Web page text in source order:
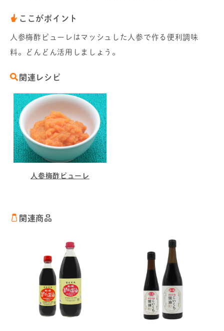
ここがポイント
人参梅酢ピューレはマッシュした人参で作る便利調味
料。どんどん活用しましょう。
関連レシピ
人参梅酢ピューレ
関連商品